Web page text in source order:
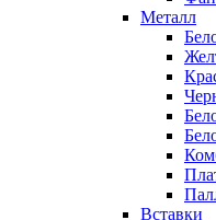
Металл
Вставки